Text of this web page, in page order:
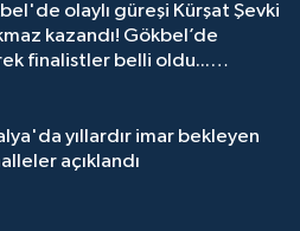
olaylı güreşi Kürşat Şevki
kazandı! Gökbel’de
finalistler belli oldu...
yıllardır imar bekleyen
açıklandı